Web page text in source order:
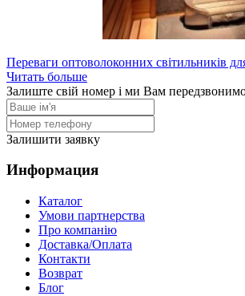
Переваги оптоволоконних світильників
Читать больше
Залиште свій номер і ми Вам
Залишити заявку
Информация
Каталог
Умови партнерства
Про компанію
Доставка/Оплата
Контакти
Возврат
Блог